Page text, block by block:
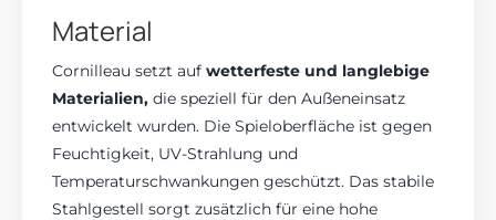
Material
Cornilleau setzt aufwetterfeste und langlebige
Materialien, die speziell für den Außeneinsatz
entwickelt wurden. Die Spieloberfläche ist gegen
Feuchtigkeit, UV-Strahlung und
Temperaturschwankungen geschützt. Das stabile
Stahlgestell sorgt zusätzlich für eine hohe